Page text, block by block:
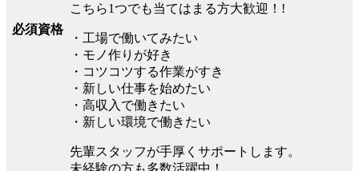
必須資格
こちら1つでも当てはまる方大歓迎！!
・工場で働いてみたい
・モノ作りが好き
・コツコツする作業がすき
・新しい仕事を始めたい
・高収入で働きたい
・新しい環境で働きたい
先輩スタッフが手厚くサポートします。
未経験の方も多数活躍中！